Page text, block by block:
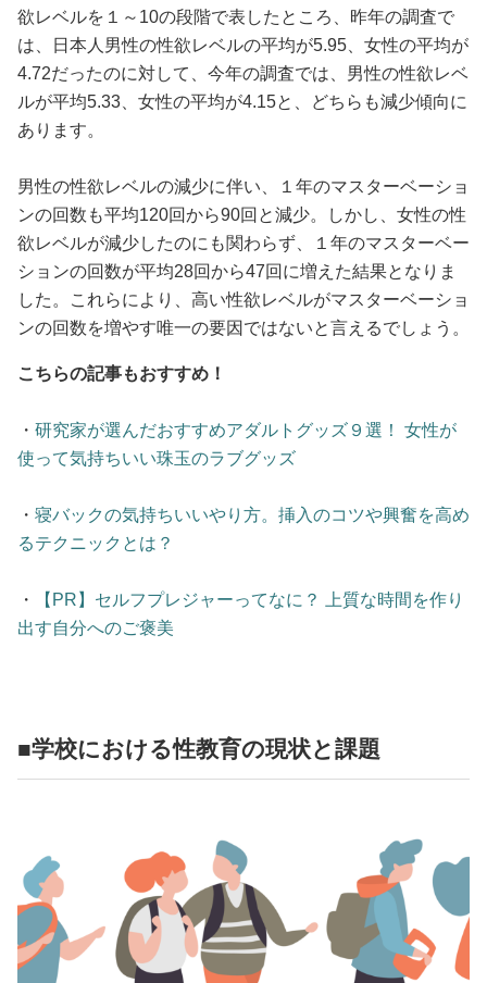
欲レベルを１～10の段階で表したところ、昨年の調査で
は、日本人男性の性欲レベルの平均が5.95、女性の平均が
4.72だったのに対して、今年の調査では、男性の性欲レベ
ルが平均5.33、女性の平均が4.15と、どちらも減少傾向に
あります。
男性の性欲レベルの減少に伴い、１年のマスターベーショ
ンの回数も平均120回から90回と減少。しかし、女性の性
欲レベルが減少したのにも関わらず、１年のマスターベー
ションの回数が平均28回から47回に増えた結果となりま
した。これらにより、高い性欲レベルがマスターベーショ
ンの回数を増やす唯一の要因ではないと言えるでしょう。
こちらの記事もおすすめ！
・ 研究家が選んだおすすめアダルトグッズ９選！ 女性が
使って気持ちいい珠玉のラブグッズ
・ 寝バックの気持ちいいやり方。挿入のコツや興奮を高め
るテクニックとは？
・
【PR】セルフプレジャーってなに？ 上質な時間を作り
出す自分へのご褒美
■学校における性教育の現状と課題